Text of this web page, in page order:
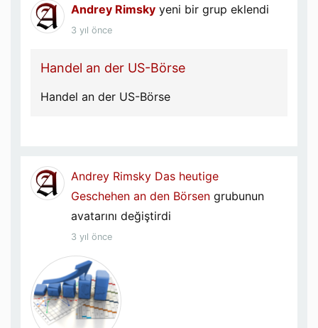
Andrey Rimsky yeni bir grup eklendi
3 yıl önce
Handel an der US-Börse
Handel an der US-Börse
Andrey Rimsky Das heutige
Geschehen an den Börsengrubunun
avatarını değiştirdi
3 yıl önce